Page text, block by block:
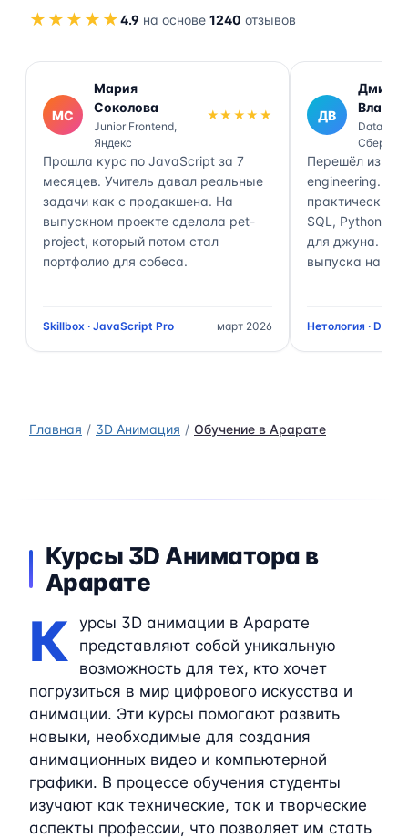
★★★★★4.9 на основе 1240 отзывов
МС
Мария
Соколова
Junior Frontend,
Яндекс
★★★★★
Прошла курс по JavaScript за 7
месяцев. Учитель давал реальные
задачи как с продакшена. На
выпускном проекте сделала pet-
project, который потом стал
портфолио для собеса.
Skillbox · JavaScript Pro март 2026
ДВ
Власов
Data
Сбер
Перешёл из
engineering.
практически
SQL, Python,
для джуна.
выпуска нашёл
Нетология · Data
Главная 3D Анимация Обучение в Арарате
Курсы 3D Аниматора в
Арарате
К
урсы 3D анимации в Арарате
представляют собой уникальную
возможность для тех, кто хочет
погрузиться в мир цифрового искусства и
анимации. Эти курсы помогают развить
навыки, необходимые для создания
анимационных видео и компьютерной
графики. В процессе обучения студенты
изучают как технические, так и творческие
аспекты профессии, что позволяет им стать